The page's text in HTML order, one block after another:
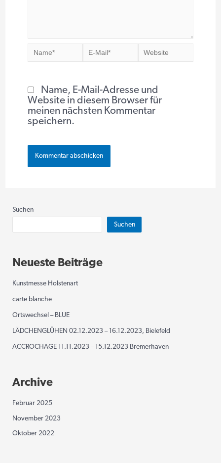
Name*
E-
Mail*
Website
Name, E-Mail-Adresse und
Website in diesem Browser für
meinen nächsten Kommentar
speichern.
Suchen
Suchen
Neueste Beiträge
Kunstmesse Holstenart
carte blanche
Ortswechsel – BLUE
LÄDCHENGLÜHEN 02.12.2023 – 16.12.2023, Bielefeld
ACCROCHAGE 11.11.2023 – 15.12.2023 Bremerhaven
Archive
Februar 2025
November 2023
Oktober 2022